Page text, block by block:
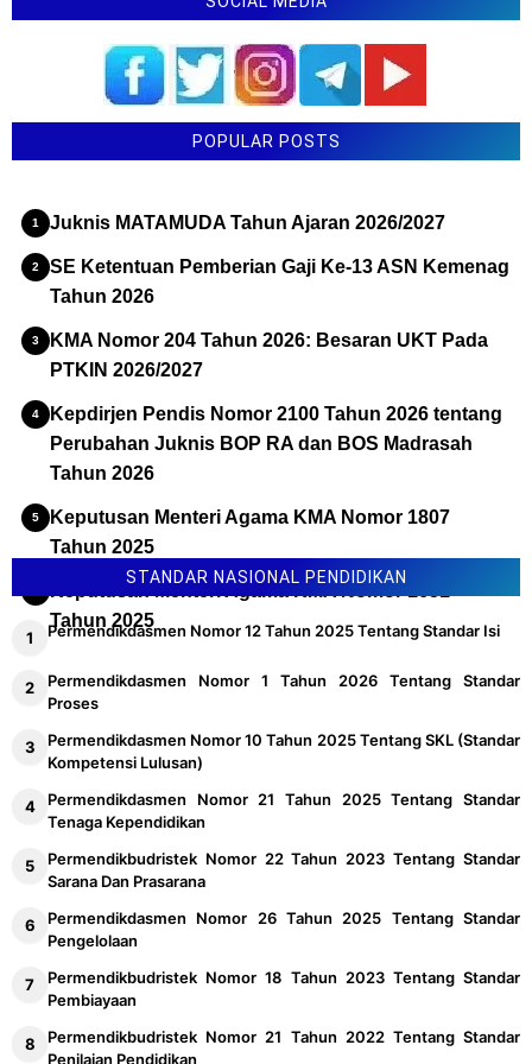
POPULAR POSTS
Juknis MATAMUDA Tahun Ajaran 2026/2027
SE Ketentuan Pemberian Gaji Ke-13 ASN Kemenag
Tahun 2026
KMA Nomor 204 Tahun 2026: Besaran UKT Pada
PTKIN 2026/2027
Kepdirjen Pendis Nomor 2100 Tahun 2026 tentang
Perubahan Juknis BOP RA dan BOS Madrasah
Tahun 2026
Keputusan Menteri Agama KMA Nomor 1807
Tahun 2025
Tahun 2025
STANDAR NASIONAL PENDIDIKAN
Permendikdasmen Nomor 12 Tahun 2025 Tentang Standar Isi
Permendikdasmen Nomor 1 Tahun 2026 Tentang Standar
Proses
Permendikdasmen Nomor 10 Tahun 2025 Tentang SKL (Standar
Kompetensi Lulusan)
Permendikdasmen Nomor 21 Tahun 2025 Tentang Standar
Tenaga Kependidikan
Permendikbudristek Nomor 22 Tahun 2023 Tentang Standar
Sarana Dan Prasarana
Permendikdasmen Nomor 26 Tahun 2025 Tentang Standar
Pengelolaan
Permendikbudristek Nomor 18 Tahun 2023 Tentang Standar
Pembiayaan
Permendikbudristek Nomor 21 Tahun 2022 Tentang Standar
Penilaian Pendidikan